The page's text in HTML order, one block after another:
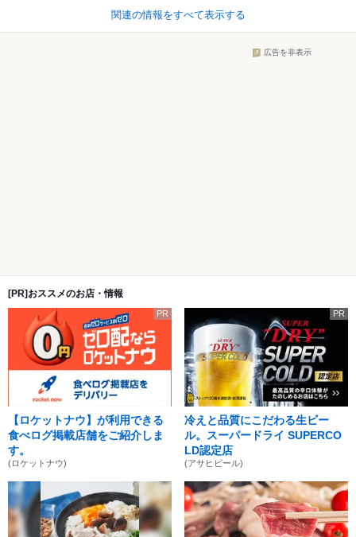
関連の情報をすべて表示する
広告を非表示
[PR]おススメのお店・情報
PR
【ロケットナウ】が利用できる
食べログ掲載店舗をご紹介しま
す。
(ロケットナウ)
PR
冷えと品質にこだわる生ビー
ル。スーパードライ SUPERCO
LD認定店
(アサヒビール)